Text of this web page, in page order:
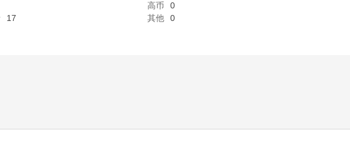
高币
0
17 其他
0